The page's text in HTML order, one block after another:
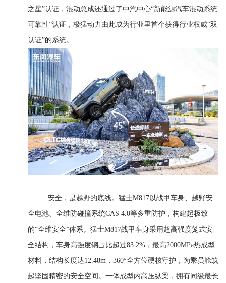
之星”认证，混动总成还通过了中汽中心“新能源汽车混动系统
可靠性”认证，极猛动力由此成为行业里首个获得行业权威“双
认证”的系统。
安全，是越野的底线。猛士M817以战甲车身、越野安
全电池、全维防碰撞系统CAS 4.0等多重防护，构建起极致
的“全维安全”体系。猛士M817战甲车身采用超高强度笼式安
全结构，车身高强度钢占比超过83.2%，最高2000MPa热成型
材料，结构长度达12.48m，360°全方位硬核守护，为乘员舱筑
起坚固精密的安全空间。一体成型内高压纵梁，拥有同级最长